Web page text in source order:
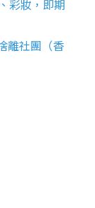
彩妝，即期
離社團（香